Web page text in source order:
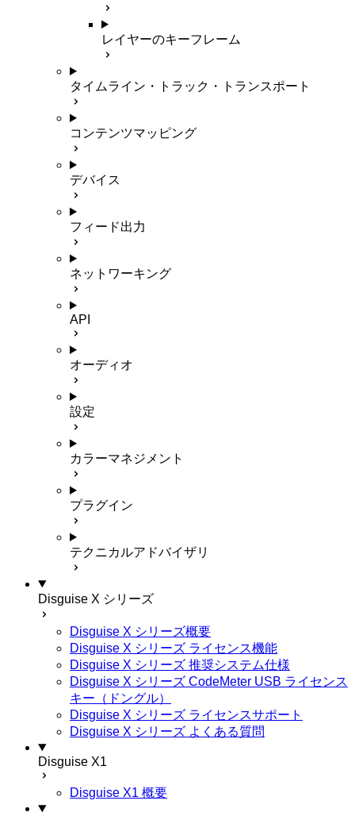
レイヤーのキーフレーム
タイムライン・トラック・トランスポート
コンテンツマッピング
デバイス
フィード出力
ネットワーキング
API
オーディオ
設定
カラーマネジメント
プラグイン
テクニカルアドバイザリ
Disguise X シリーズ
Disguise X シリーズ概要
Disguise X シリーズ ライセンス機能
Disguise X シリーズ 推奨システム仕様
Disguise X シリーズ CodeMeter USB ライセンス
キー（ドングル）
Disguise X シリーズ ライセンスサポート
Disguise X シリーズ よくある質問
Disguise X1
Disguise X1 概要